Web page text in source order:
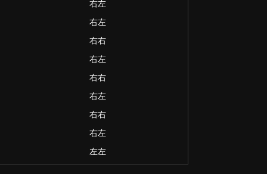
右左
右左
右右
右左
右右
右左
右右
右左
左左